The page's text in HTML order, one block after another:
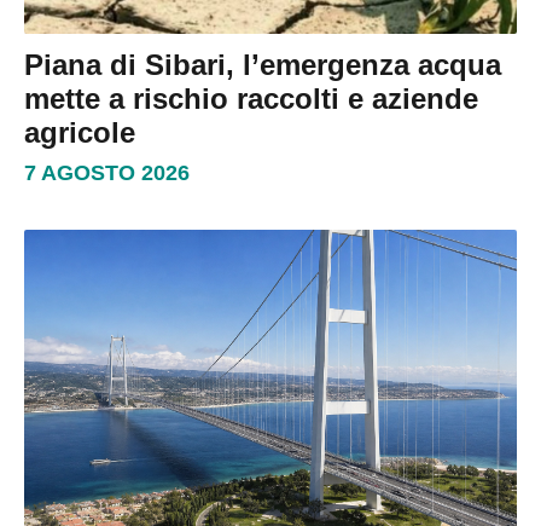
Piana di Sibari, l’emergenza acqua
mette a rischio raccolti e aziende
agricole
7 AGOSTO 2026